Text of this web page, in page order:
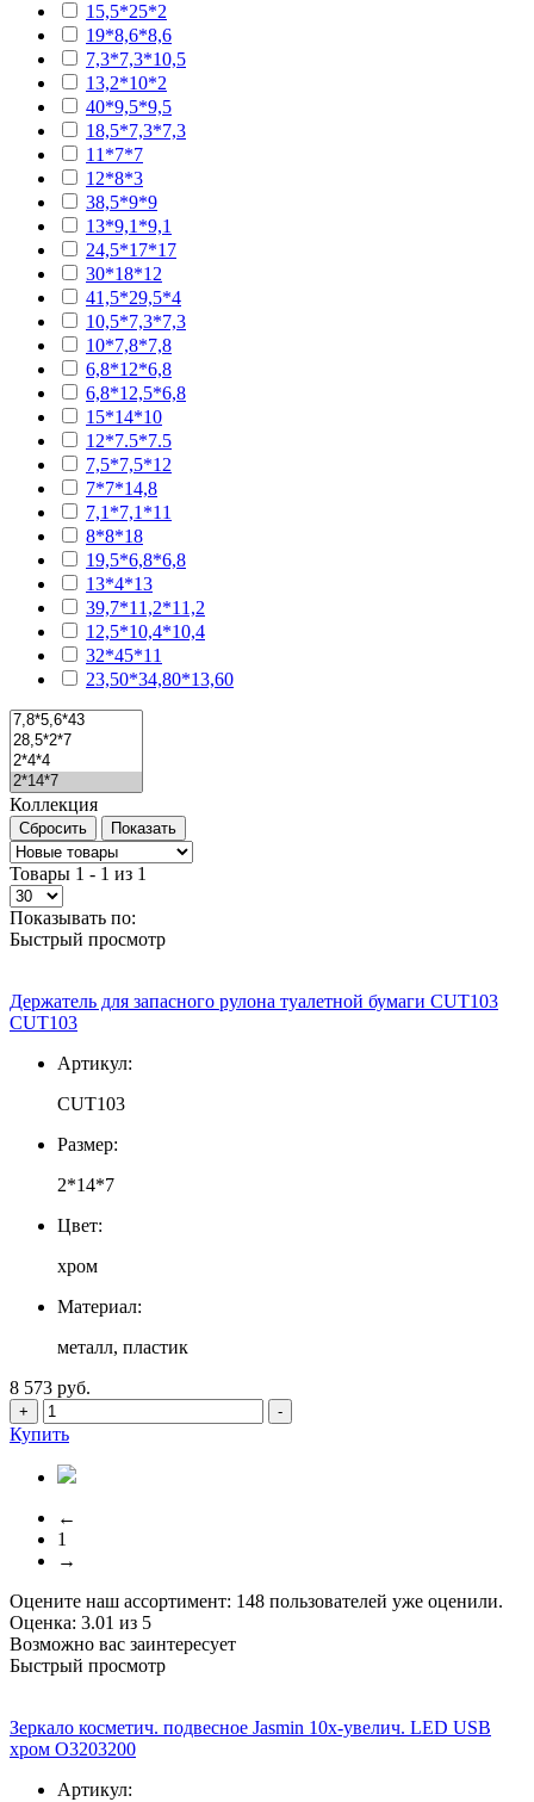
15,5*25*2
19*8,6*8,6
7,3*7,3*10,5
13,2*10*2
40*9,5*9,5
18,5*7,3*7,3
11*7*7
12*8*3
38,5*9*9
13*9,1*9,1
24,5*17*17
30*18*12
41,5*29,5*4
10,5*7,3*7,3
10*7,8*7,8
6,8*12*6,8
6,8*12,5*6,8
15*14*10
12*7.5*7.5
7,5*7,5*12
7*7*14,8
7,1*7,1*11
8*8*18
19,5*6,8*6,8
13*4*13
39,7*11,2*11,2
12,5*10,4*10,4
32*45*11
23,50*34,80*13,60
Коллекция
Товары 1 - 1 из 1
Показывать по:
Быстрый просмотр
Держатель для запасного рулона туалетной бумаги CUT103
CUT103
Артикул:
CUT103
Размер:
2*14*7
Цвет:
хром
Материал:
металл, пластик
8 573 руб.
+ -
Купить
←
1
→
Оцените наш ассортимент: 148 пользователей уже оценили.
Оценка: 3.01 из 5
Возможно вас заинтересует
Быстрый просмотр
Зеркало косметич. подвесное Jasmin 10х-увелич. LED USB
хром О3203200
Артикул: